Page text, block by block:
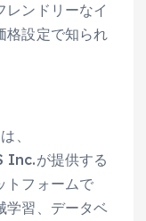
レンドリーなイ
格設定で知られ
、
Inc.が提供する
トフォームで
学習、データベ